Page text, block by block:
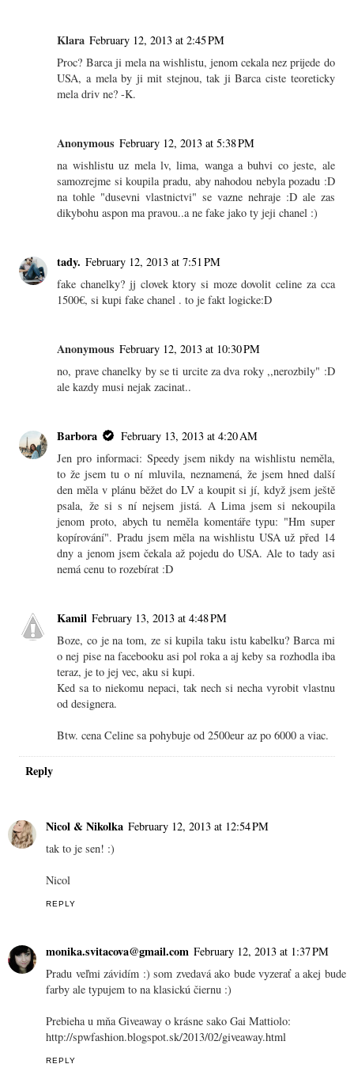
Klara February 12, 2013 at 2:45 PM
Proc? Barca ji mela na wishlistu, jenom cekala nez prijede do
USA, a mela by ji mit stejnou, tak ji Barca ciste teoreticky
mela driv ne? -K.
Anonymous February 12, 2013 at 5:38 PM
na wishlistu uz mela lv, lima, wanga a buhvi co jeste, ale
samozrejme si koupila pradu, aby nahodou nebyla pozadu :D
na tohle "dusevni vlastnictvi" se vazne nehraje :D ale zas
dikybohu aspon ma pravou..a ne fake jako ty jeji chanel :)
tady. February 12, 2013 at 7:51 PM
fake chanelky? jj clovek ktory si moze dovolit celine za cca
1500€, si kupi fake chanel . to je fakt logicke:D
Anonymous February 12, 2013 at 10:30 PM
no, prave chanelky by se ti urcite za dva roky ,,nerozbily" :D
ale kazdy musi nejak zacinat..
Barbora
February 13, 2013 at 4:20 AM
Jen pro informaci: Speedy jsem nikdy na wishlistu neměla,
to že jsem tu o ní mluvila, neznamená, že jsem hned další
den měla v plánu běžet do LV a koupit si jí, když jsem ještě
psala, že si s ní nejsem jistá. A Lima jsem si nekoupila
jenom proto, abych tu neměla komentáře typu: "Hm super
kopírování". Pradu jsem měla na wishlistu USA už před 14
dny a jenom jsem čekala až pojedu do USA. Ale to tady asi
nemá cenu to rozebírat :D
Kamil February 13, 2013 at 4:48 PM
Boze, co je na tom, ze si kupila taku istu kabelku? Barca mi
o nej pise na facebooku asi pol roka a aj keby sa rozhodla iba
teraz, je to jej vec, aku si kupi.
Ked sa to niekomu nepaci, tak nech si necha vyrobit vlastnu
od designera.
Btw. cena Celine sa pohybuje od 2500eur az po 6000 a viac.
Reply
Nicol & Nikolka February 12, 2013 at 12:54 PM
tak to je sen! :)
Nicol
REPLY
monika.svitacova@gmail.com February 12, 2013 at 1:37 PM
Pradu veľmi závidím :) som zvedavá ako bude vyzerať a akej bude
farby ale typujem to na klasickú čiernu :)
Prebieha u mňa Giveaway o krásne sako Gai Mattiolo:
http://spwfashion.blogspot.sk/2013/02/giveaway.html
REPLY